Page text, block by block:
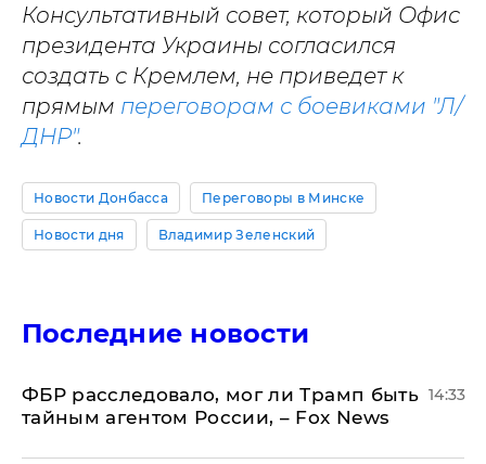
Консультативный совет, который Офис
президента Украины согласился
создать с Кремлем, не приведет к
прямым переговорам с боевиками "Л/
ДНР".
Новости Донбасса Переговоры в Минске
Новости дня Владимир Зеленский
Последние новости
ФБР расследовало, мог ли Трамп быть
тайным агентом России, – Fox News
14:33